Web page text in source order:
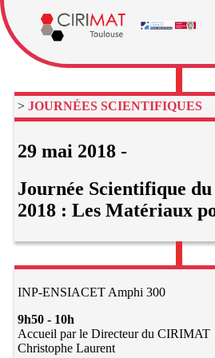
>JOURNÉES SCIENTIFIQUES
29 mai 2018 -
Journée Scientifique
2018 : Les Matériaux
INP-ENSIACET Amphi 300
9h50 - 10h
Accueil par le Directeur du CIRIMAT
Christophe Laurent